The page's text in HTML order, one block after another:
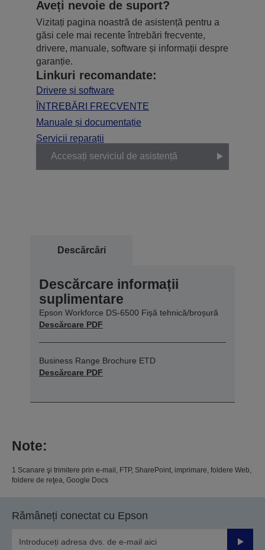
Aveți nevoie de suport?
Vizitați pagina noastră de asistență pentru a
găsi cele mai recente întrebări frecvente,
drivere, manuale, software și informații despre
garanție.
Linkuri recomandate:
Drivere și software
ÎNTREBĂRI FRECVENTE
Manuale și documentație
Servicii reparații
Accesați serviciul de asistență
Descărcări
Descărcare informații
suplimentare
Epson Workforce DS-6500 Fișă tehnică/broșură
Descărcare PDF
Business Range Brochure ETD
Descărcare PDF
Note:
1 Scanare şi trimitere prin e-mail, FTP, SharePoint, imprimare, foldere Web,
foldere de reţea, Google Docs
Rămâneți conectat cu Epson